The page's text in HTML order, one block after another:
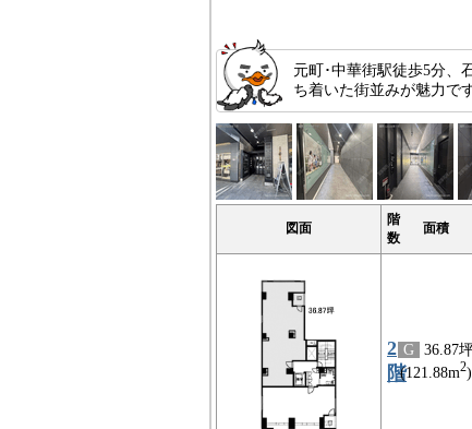
元町･中華街駅徒歩5分、
ち着いた街並みが魅力で
図面
階
数
面積
2
階
G 36.87
(121.88m2)